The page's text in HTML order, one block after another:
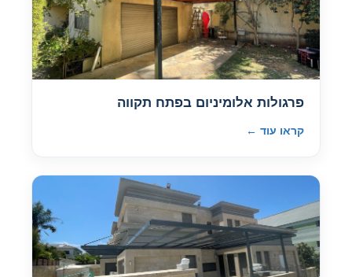
פרגולות אלומיניום בפתח תקווה
קראו עוד ←